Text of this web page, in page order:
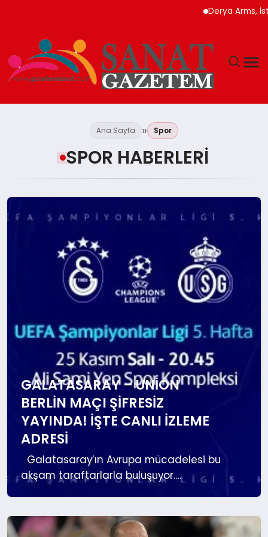
Derya Arms, İstanbul Prohunt
TEKNOLOJI
SPOR
DÜNYA
Ana Sayfa Spor
SPOR HABERLERI
GALATASARAY – UNION
BERLIN MAÇI ŞIFRESIZ
YAYINDA! İŞTE CANLI İZLEME
ADRESI
Galatasaray’ın Avrupa mücadelesi bu
akşam taraftarlarla buluşuyor.
yayınlanacak. Maçın Detayları UEFA